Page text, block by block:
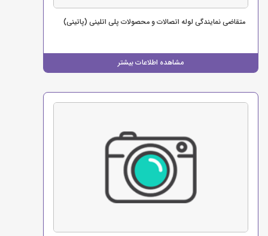
مشاهده اطلاعات بیشتر
متقاضی نمایندگی لوله اتصالات و محصولات پلی اتلینی (پاتینی)